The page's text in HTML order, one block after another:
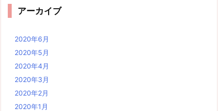
アーカイブ
2020年6月
2020年5月
2020年4月
2020年3月
2020年2月
2020年1月